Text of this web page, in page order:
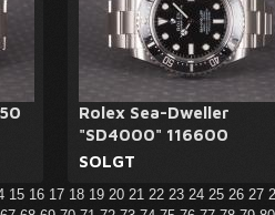
Rolex Sea-Dweller
"SD4000" 116600
SOLGT
15 16 17 18 19 20 21 22 23 24 25 26 27